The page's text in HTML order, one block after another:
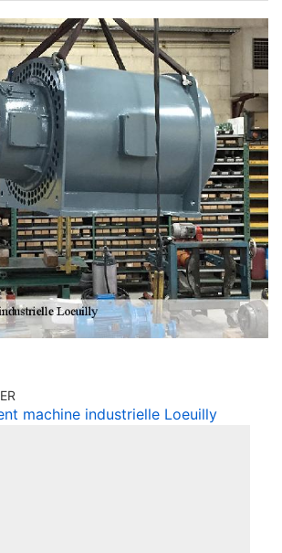
machine industrielle Loeuilly